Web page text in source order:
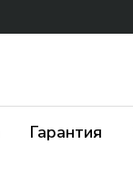
Гарантия